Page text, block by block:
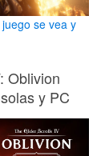
se vea y
Oblivion
y PC